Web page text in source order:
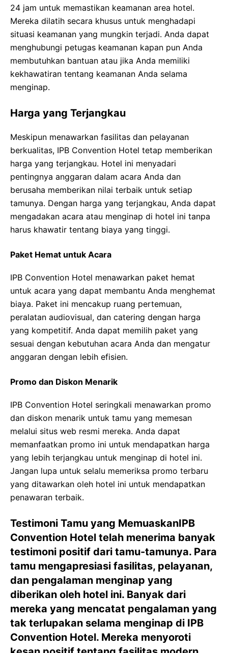
24 jam untuk memastikan keamanan area hotel.
Mereka dilatih secara khusus untuk menghadapi
situasi keamanan yang mungkin terjadi. Anda dapat
menghubungi petugas keamanan kapan pun Anda
membutuhkan bantuan atau jika Anda memiliki
kekhawatiran tentang keamanan Anda selama
menginap.
Harga yang Terjangkau
Meskipun menawarkan fasilitas dan pelayanan
berkualitas, IPB Convention Hotel tetap memberikan
harga yang terjangkau. Hotel ini menyadari
pentingnya anggaran dalam acara Anda dan
berusaha memberikan nilai terbaik untuk setiap
tamunya. Dengan harga yang terjangkau, Anda dapat
mengadakan acara atau menginap di hotel ini tanpa
harus khawatir tentang biaya yang tinggi.
Paket Hemat untuk Acara
IPB Convention Hotel menawarkan paket hemat
untuk acara yang dapat membantu Anda menghemat
biaya. Paket ini mencakup ruang pertemuan,
peralatan audiovisual, dan catering dengan harga
yang kompetitif. Anda dapat memilih paket yang
sesuai dengan kebutuhan acara Anda dan mengatur
anggaran dengan lebih efisien.
Promo dan Diskon Menarik
IPB Convention Hotel seringkali menawarkan promo
dan diskon menarik untuk tamu yang memesan
melalui situs web resmi mereka. Anda dapat
memanfaatkan promo ini untuk mendapatkan harga
yang lebih terjangkau untuk menginap di hotel ini.
Jangan lupa untuk selalu memeriksa promo terbaru
yang ditawarkan oleh hotel ini untuk mendapatkan
penawaran terbaik.
Testimoni Tamu yang MemuaskanIPB
Convention Hotel telah menerima banyak
testimoni positif dari tamu-tamunya. Para
tamu mengapresiasi fasilitas, pelayanan,
dan pengalaman menginap yang
diberikan oleh hotel ini. Banyak dari
mereka yang mencatat pengalaman yang
tak terlupakan selama menginap di IPB
Convention Hotel. Mereka menyoroti